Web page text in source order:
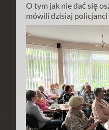
O tym jak nie dać się
mówili dzisiaj